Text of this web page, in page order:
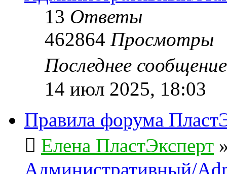
13 Ответы
462864 Просмотры
Последнее
14 июл 2025, 18:03
Правила форума
Елена ПластЭксперт
Административный/